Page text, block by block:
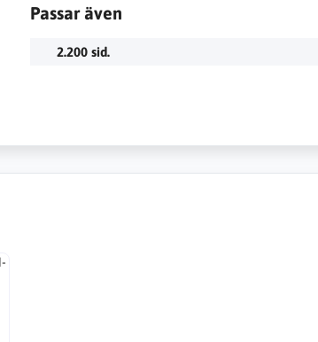
Passar även
2.200 sid.